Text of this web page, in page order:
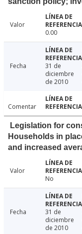
Valor
0.00
Fecha
31 de
diciembre
de 2010
Comentar
Legislation for
Households in
and increased
Valor
No
Fecha
31 de
diciembre
de 2010